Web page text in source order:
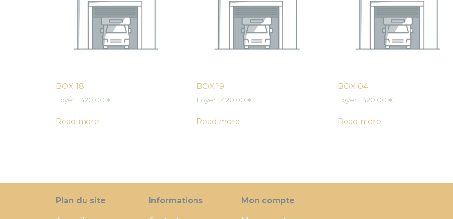
BOX 18
Loyer : 420,00 €
Read more
BOX 19
Loyer :420,00€
Read more
BOX 04
Loyer : 420,00 €
Read more
Plan du site Informations Mon compte